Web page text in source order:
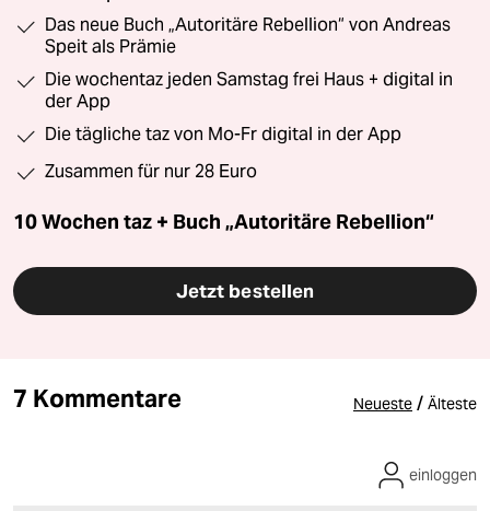
Das neue Buch „Autoritäre Rebellion“ von Andreas
Speit als Prämie
Die wochentaz jeden Samstag frei Haus + digital in
der App
Die tägliche taz von Mo-Fr digital in der App
Zusammen für nur 28 Euro
10 Wochen taz + Buch „Autoritäre Rebellion“
Jetzt bestellen
7 Kommentare Neueste / Älteste
einloggen